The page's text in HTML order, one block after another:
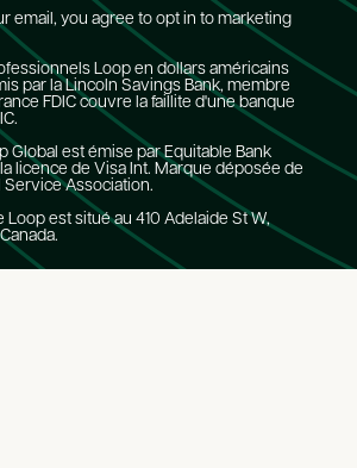
email, you agree to opt in to marketing
Loop en dollars américains
par la Lincoln Savings Bank, membre
FDIC couvre la faillite d'une banque
Global est émise par Equitable Bank
licence de Visa Int. Marque déposée de
Service Association.
Loop est situé au 410 Adelaide St W,